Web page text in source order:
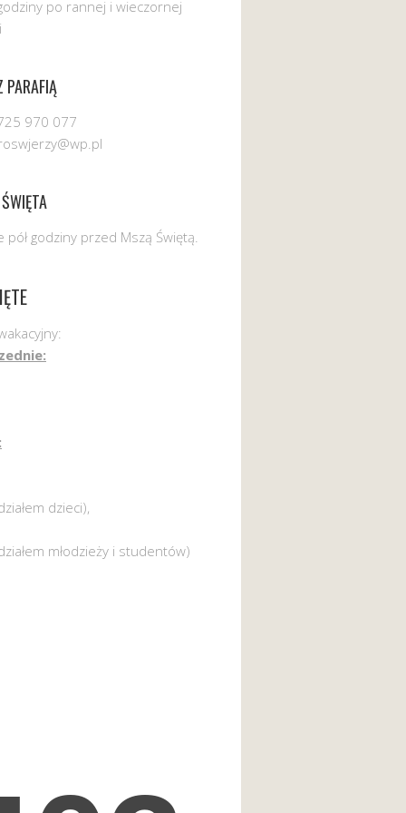
po rannej i wieczornej
PARAFIĄ
970 077
pół godziny przed Mszą Świętą.
dzieci),
młodzieży i studentów)